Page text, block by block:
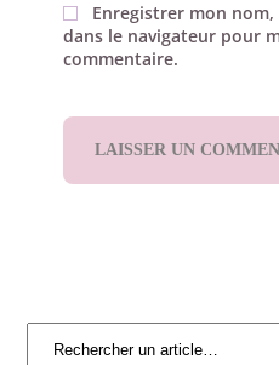
Enregistrer mon
dans le navigateur pour
commentaire.